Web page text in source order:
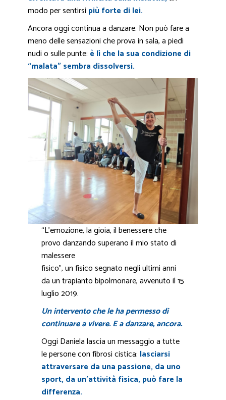
modo per sentirsi più forte di lei.
Ancora oggi continua a danzare. Non può fare a
meno delle sensazioni che prova in sala, a piedi
nudi o sulle punte: è lì che la sua condizione di
“malata” sembra dissolversi.
“L’emozione, la gioia, il benessere che
provo danzando superano il mio stato di
malessere
fisico”, un fisico segnato negli ultimi anni
da un trapianto bipolmonare, avvenuto il 15
luglio 2019.
Un intervento che le ha permesso di
continuare a vivere. E a danzare, ancora.
Oggi Daniela lascia un messaggio a tutte
le persone con fibrosi cistica: lasciarsi
attraversare da una passione, da uno
sport, da un’attività fisica, può fare la
differenza.